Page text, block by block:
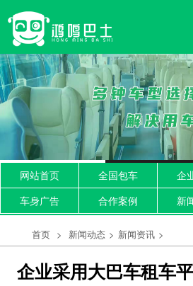
网站首页 全国包车 企
车身广告
合作案例 新
首页 > 新闻动态 > 新闻资讯 >
企业采用大巴车租车